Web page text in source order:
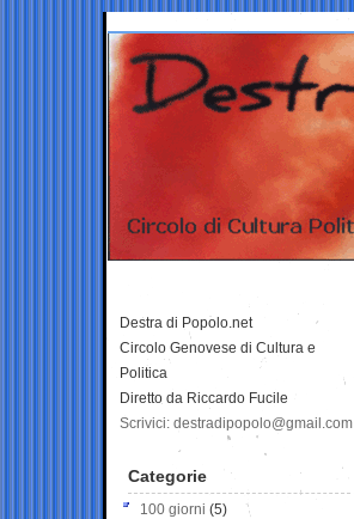
Destra di Popolo.net
Circolo Genovese di Cultura e
Politica
Diretto da Riccardo Fucile
Scrivici: destradipopolo@gmail.com
Categorie
100 giorni (5)